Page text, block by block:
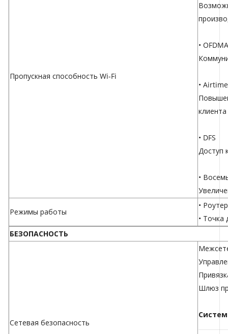
Пропускная способность Wi-Fi
• OFDMA
•
клиента
• DFS
Доступ
•
Режимы работы
• Роутер
• Точка
БЕЗОПАСНОСТЬ
Сетевая безопасность
Шлюз